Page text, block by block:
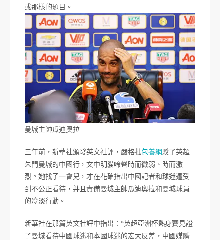
或那樣的題目。
曼城主帥瓜迪奧拉
三年前，新華社頒發英文社評，嚴格批包養網駁了英超
朱門曼城的中國行，文中明貓啼聲時而微弱、時而激
烈。她找了一會兒，才在花確指出中國記者和球迷遭受
到不公正看待，并且責備曼城主帥瓜迪奧拉和曼城球員
的冷淡行動。
新華社在那篇英文社評中指出：“英超亞洲杯熱身賽見證
了曼城看待中國球迷和本國球迷的宏大反差，中國媒體